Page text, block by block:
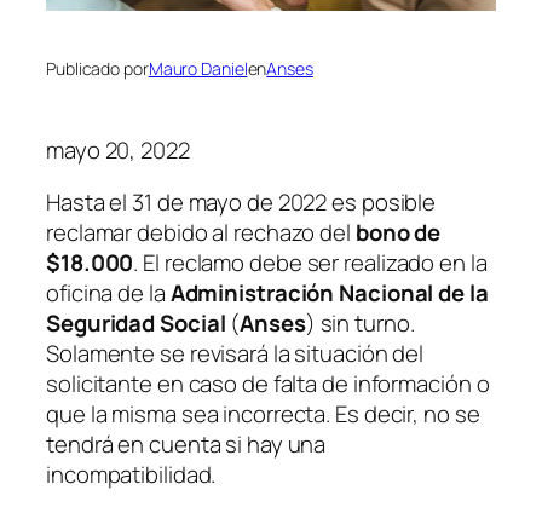
Publicado porMauro DanielenAnses
mayo 20, 2022
Hasta el 31 de mayo de 2022 es posible
reclamar debido al rechazo del bono de
$18.000. El reclamo debe ser realizado en la
oficina de laAdministración Nacional de la
Seguridad Social (Anses) sin turno.
Solamente se revisará la situación del
solicitante en caso de falta de información o
que la misma sea incorrecta. Es decir, no se
tendrá en cuenta si hay una
incompatibilidad.